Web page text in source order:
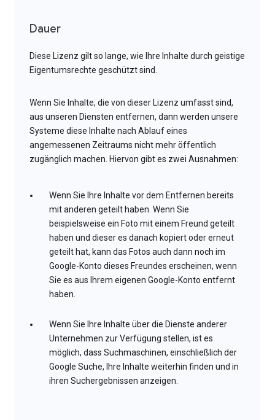
Dauer
Diese Lizenz gilt so lange, wie Ihre Inhalte durch geistige
Eigentumsrechte geschützt sind.
Wenn Sie Inhalte, die von dieser Lizenz umfasst sind,
aus unseren Diensten entfernen, dann werden unsere
Systeme diese Inhalte nach Ablauf eines
angemessenen Zeitraums nicht mehr öffentlich
zugänglich machen. Hiervon gibt es zwei Ausnahmen:
Wenn Sie Ihre Inhalte vor dem Entfernen bereits
mit anderen geteilt haben. Wenn Sie
beispielsweise ein Foto mit einem Freund geteilt
haben und dieser es danach kopiert oder erneut
geteilt hat, kann das Fotos auch dann noch im
Google-Konto dieses Freundes erscheinen, wenn
Sie es aus Ihrem eigenen Google-Konto entfernt
haben.
Wenn Sie Ihre Inhalte über die Dienste anderer
Unternehmen zur Verfügung stellen, ist es
möglich, dass Suchmaschinen, einschließlich der
Google Suche, Ihre Inhalte weiterhin finden und in
ihren Suchergebnissen anzeigen.